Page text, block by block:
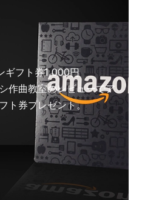
ギフト券1,000円
作曲教室のレビューでア
ト券プレゼント。